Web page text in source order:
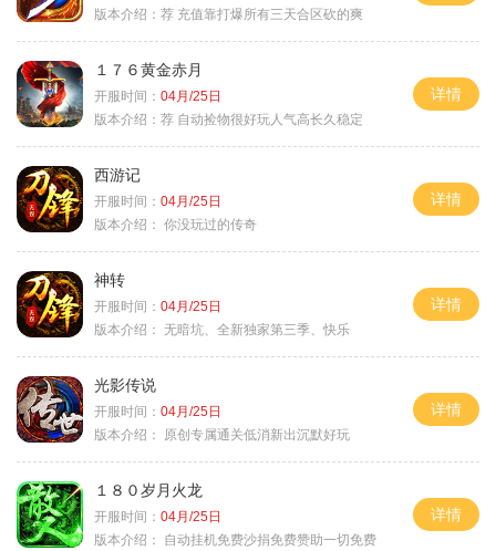
版本介绍： 荐 充值靠打爆所有三天合区砍的爽
１７６黄金赤月
开服时间： 04月/25日
版本介绍： 荐 自动捡物很好玩人气高长久稳定
详情
西游记
开服时间： 04月/25日
版本介绍： 你没玩过的传奇
详情
神转
开服时间： 04月/25日
版本介绍： 无暗坑、全新独家第三季、快乐
详情
光影传说
开服时间： 04月/25日
版本介绍：
原创专属通关低消新出沉默好玩
详情
１８０岁月火龙
开服时间： 04月/25日
版本介绍：
自动挂机免费沙捐免费赞助一切免费
详情